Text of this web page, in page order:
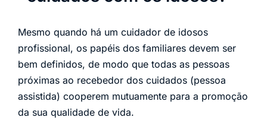
Mesmo quando há um cuidador de idosos
profissional, os papéis dos familiares devem ser
bem definidos, de modo que todas as pessoas
próximas ao recebedor dos cuidados (pessoa
assistida) cooperem mutuamente para a promoção
da sua qualidade de vida.